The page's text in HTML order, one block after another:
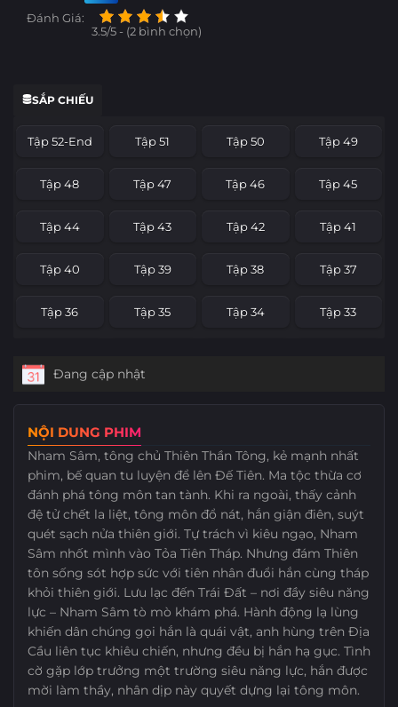
Đánh Giá:
3.5/5 - (2 bình chọn)
SẮP CHIẾU
Tập 52-End Tập 51 Tập 50 Tập 49
Tập 48 Tập 47 Tập 46 Tập 45
Tập 44 Tập 43 Tập 42 Tập 41
Tập 40 Tập 39 Tập 38 Tập 37
Tập 36 Tập 35 Tập 34 Tập 33
Tập 24 Tập 23
Tập 20 Tập 19 Tập 18 Tập 17
Tập 16 Tập 15 Tập 14 Tập 13
Tập 12 Tập 11 Tập 10 Tập 9
Tập 8 Tập 7 Tập 6 Tập 5
Tập 4 Tập 3 Tập 2 Tập 1
Đang cập nhật
NỘI DUNG PHIM
Nham Sâm, tông chủ Thiên Thần Tông, kẻ mạnh nhất
phim, bế quan tu luyện để lên Đế Tiên. Ma tộc thừa cơ
đánh phá tông môn tan tành. Khi ra ngoài, thấy cảnh
đệ tử chết la liệt, tông môn đổ nát, hắn giận điên, suýt
quét sạch nửa thiên giới. Tự trách vì kiêu ngạo, Nham
Sâm nhốt mình vào Tỏa Tiên Tháp. Nhưng đám Thiên
tôn sống sót hợp sức với tiên nhân đuổi hắn cùng tháp
khỏi thiên giới. Lưu lạc đến Trái Đất – nơi đầy siêu năng
lực – Nham Sâm tò mò khám phá. Hành động lạ lùng
khiến dân chúng gọi hắn là quái vật, anh hùng trên Địa
Cầu liên tục khiêu chiến, nhưng đều bị hắn hạ gục. Tình
cờ gặp lớp trưởng một trường siêu năng lực, hắn được
mời làm thầy, nhân dịp này quyết dựng lại tông môn.